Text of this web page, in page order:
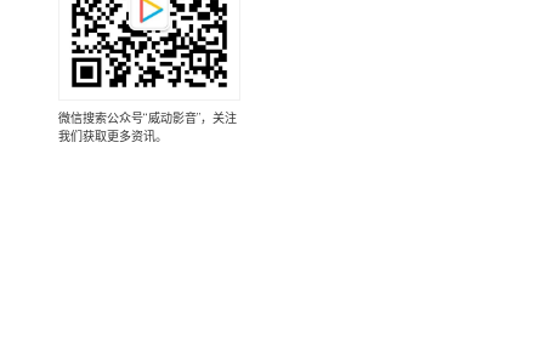
微信搜索公众号“威动影音”，关注
我们获取更多资讯。